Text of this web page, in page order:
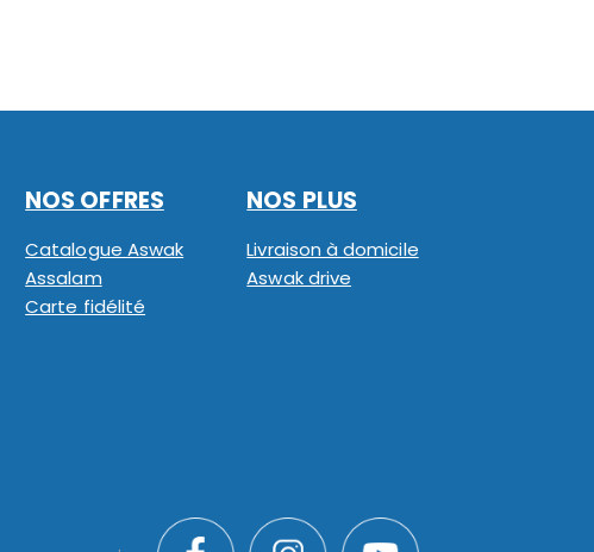
NOS OFFRES
Catalogue Aswak
Assalam
Carte fidélité
NOS PLUS
Livraison à domicile
Aswak drive